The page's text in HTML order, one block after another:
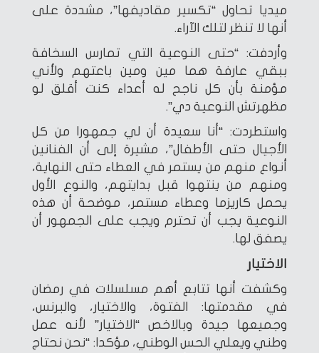
ميديا تحاول “تكسير مقاديفها”، مشددة على
أنها لا تنظر لتلك الآراء.
وأردفت: “حتى النوعية التي تمارس السخافة
ببقي عارفة هما مين ومين باعتهم ولأني
مؤمنة بأن كل ناجح له أعداء كنت أقلق لو
مظهرتش النوعية دي”.
واستطردت: “أنا سعيدة أن لي جمهورا من كل
الأجيال حتى الأطفال”، مشيرة إلى أن الفنانين
أنواع منهم من يستمر في العطاء حتى النهاية،
ومنهم من ينتهوا قبل بدايتهم، والنوع الأول
يحمل كاريزما وعطاء مستمر، موضحة أن هذه
النوعية يجب أن تحترم ويجب على الجمهور أن
يصفق لها.
الاختيار
وكشفت أنها تتابع أهم مسلسلات في رمضان
في مقدمتها: الفتوة، والاختيار، والبرنس،
وجميعها جيدة وبالاخص “الاختيار” لأنه عمل
وطني ويعلي الحس الوطني، مؤكدا: “نحن نحتاج